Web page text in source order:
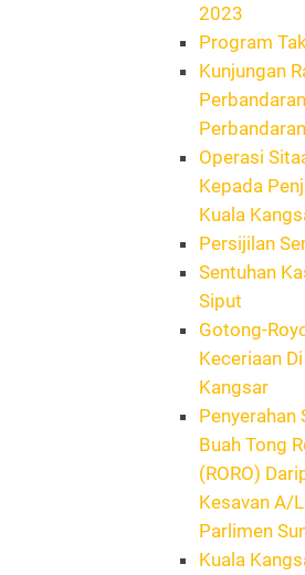
2023
Program
Kunjungan
Operasi
Kepada
Kuala
Persijilan
Sentuhan
Siput
Gotong-
Keceriaan
Kangsar
Penyerahan
Buah Tong
(RORO)
Kesavan A/
Parlimen
Kuala